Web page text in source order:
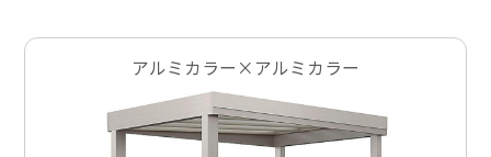
アルミカラー×アルミカラー